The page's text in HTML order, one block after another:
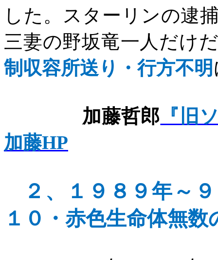
した。スターリンの逮
三妻の野坂竜一人だけ
制収容所送り・行方不明
加藤哲郎 『旧
加藤HP
２、
１９８９年～
１０・赤色生命体無数